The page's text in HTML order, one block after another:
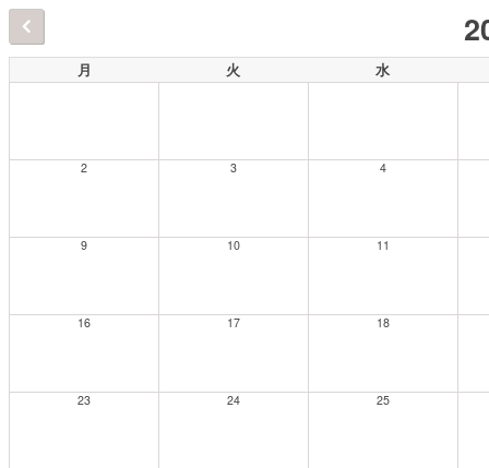
月 火 水
2 3 4
9 10 11
16 17 18
23 24 25